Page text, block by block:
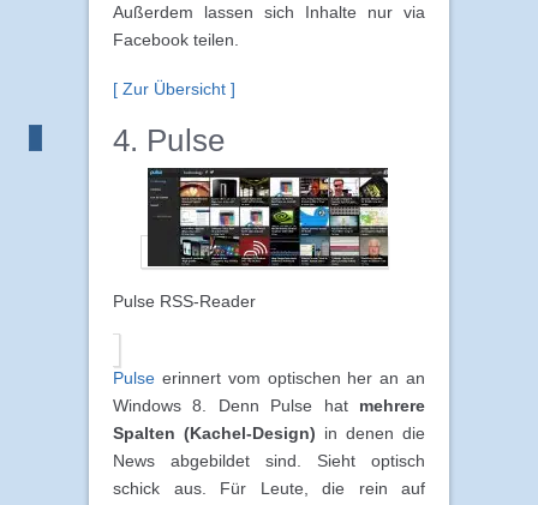
Außerdem lassen sich Inhalte nur via
Facebook teilen.
[ Zur Übersicht ]
4. Pulse
Pulse RSS-Reader
Pulse erinnert vom optischen her an an
Windows 8. Denn Pulse hat mehrere
Spalten (Kachel-Design) in denen die
News abgebildet sind. Sieht optisch
schick aus. Für Leute, die rein auf